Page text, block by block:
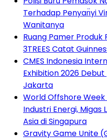
Terhadap Penyan̈yi
Wanitanya
Ruang Pamer
3TREES Catat
CMES Indonesia
Exhibition 2026
Jakarta
World Offshore Week
Industri Energi, Migas
Asia di Singapura
Gravity Game Unite